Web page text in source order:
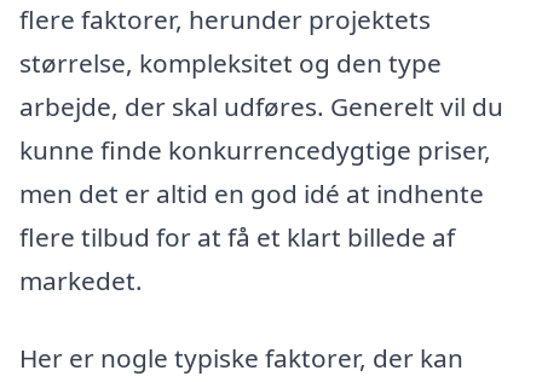
flere faktorer, herunder projektets
størrelse, kompleksitet og den type
arbejde, der skal udføres. Generelt vil du
kunne finde konkurrencedygtige priser,
men det er altid en god idé at indhente
flere tilbud for at få et klart billede af
markedet.
Her er nogle typiske faktorer, der kan